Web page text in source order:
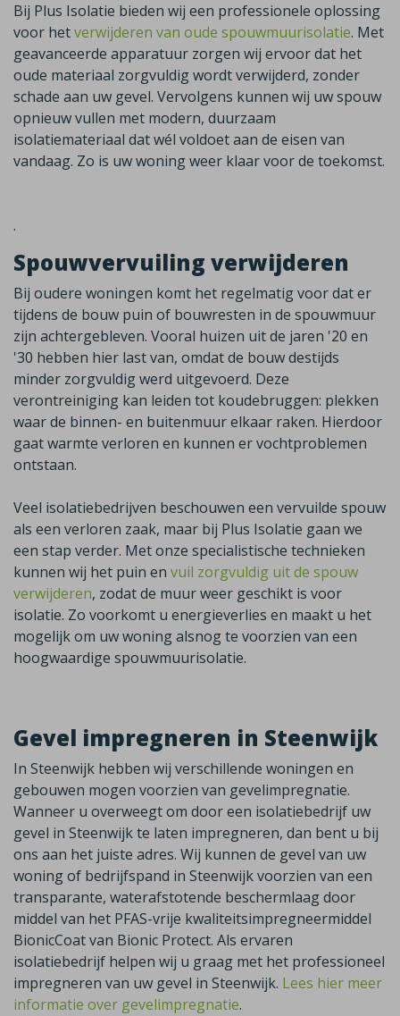
Bij Plus Isolatie bieden wij een professionele oplossing
voor hetverwijderen van oude spouwmuurisolatie. Met
geavanceerde apparatuur zorgen wij ervoor dat het
oude materiaal zorgvuldig wordt verwijderd, zonder
schade aan uw gevel. Vervolgens kunnen wij uw spouw
opnieuw vullen met modern, duurzaam
isolatiemateriaal dat wél voldoet aan de eisen van
vandaag. Zo is uw woning weer klaar voor de toekomst.
.
Spouwvervuiling verwijderen
Bij oudere woningen komt het regelmatig voor dat er
tijdens de bouw puin of bouwresten in de spouwmuur
zijn achtergebleven. Vooral huizen uit de jaren '20 en
'30 hebben hier last van, omdat de bouw destijds
minder zorgvuldig werd uitgevoerd. Deze
verontreiniging kan leiden tot koudebruggen: plekken
waar de binnen- en buitenmuur elkaar raken. Hierdoor
gaat warmte verloren en kunnen er vochtproblemen
ontstaan.
Veel isolatiebedrijven beschouwen een vervuilde spouw
als een verloren zaak, maar bij Plus Isolatie gaan we
een stap verder. Met onze specialistische technieken
kunnen wij het puin en vuil zorgvuldig uit de spouw
verwijderen, zodat de muur weer geschikt is voor
isolatie. Zo voorkomt u energieverlies en maakt u het
mogelijk om uw woning alsnog te voorzien van een
hoogwaardige spouwmuurisolatie.
Gevel impregneren in Steenwijk
In Steenwijk hebben wij verschillende woningen en
gebouwen mogen voorzien van gevelimpregnatie.
Wanneer u overweegt om door een isolatiebedrijf uw
gevel in Steenwijk te laten impregneren, dan bent u bij
ons aan het juiste adres. Wij kunnen de gevel van uw
woning of bedrijfspand in Steenwijk voorzien van een
transparante, waterafstotende beschermlaag door
middel van het PFAS-vrije kwaliteitsimpregneermiddel
BionicCoat van Bionic Protect. Als ervaren
isolatiebedrijf helpen wij u graag met het professioneel
impregneren van uw gevel in Steenwijk. Lees hier meer
informatie over gevelimpregnatie.